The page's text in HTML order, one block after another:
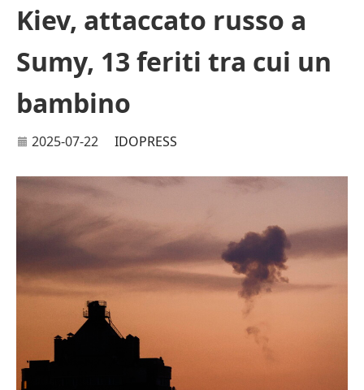
Kiev, attaccato russo a
Sumy, 13 feriti tra cui un
bambino
2025-07-22 IDOPRESS